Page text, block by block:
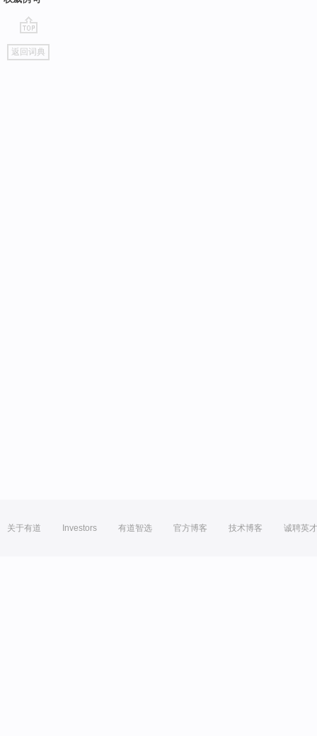
go
top
返回词典
关于有道 Investors 有道智选 官方博客 技术博客 诚聘英才